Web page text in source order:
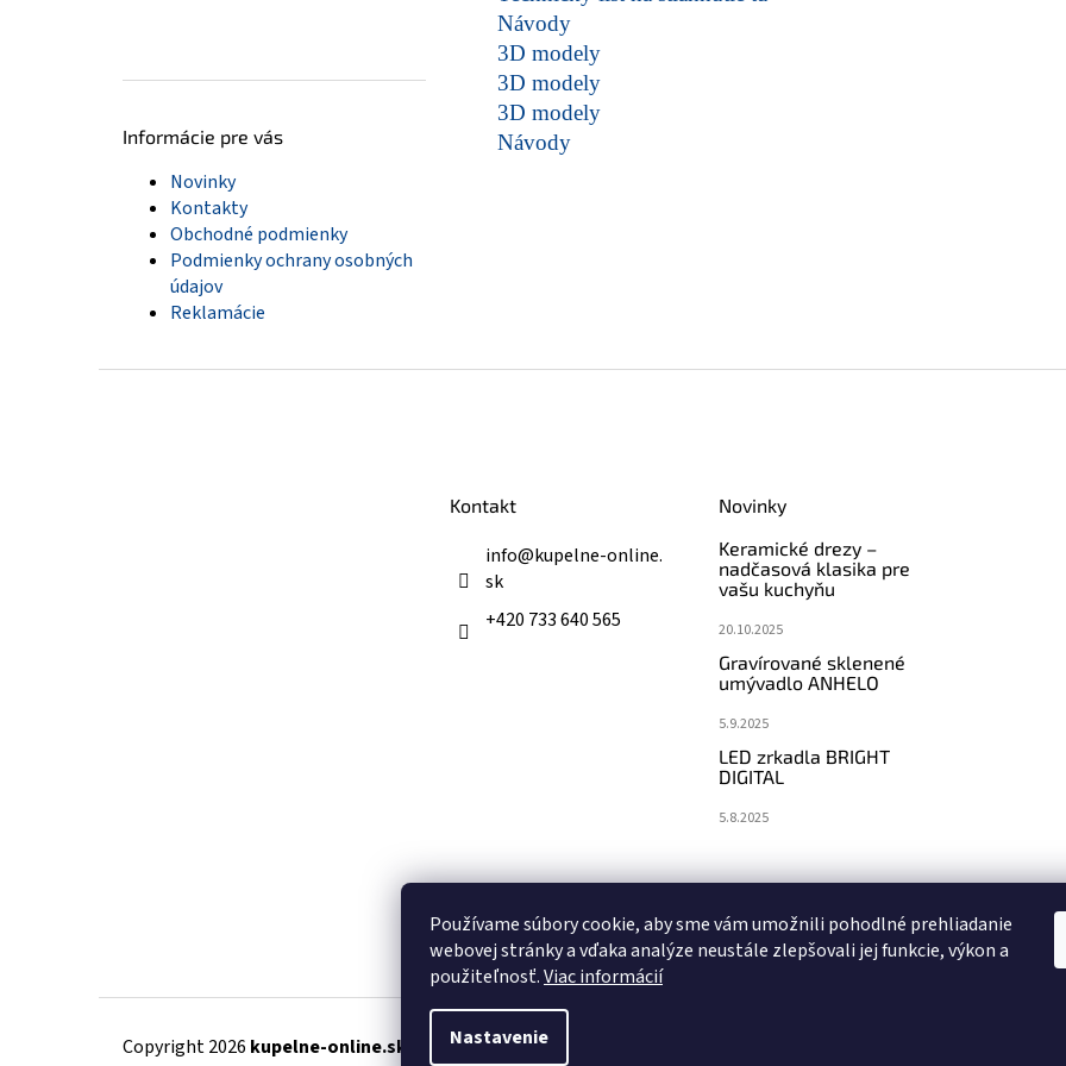
Používame súbory cookie, aby sme vám umožnili pohodlné prehliadanie
webovej stránky a vďaka analýze neustále zlepšovali jej funkcie, výkon a
použiteľnosť.Viac informácií
Nastavenie
Informácie pre vás
Novinky
Kontakty
Obchodné podmienky
Podmienky ochrany osobných
údajov
Reklamácie
Návody
3D modely
3D modely
3D modely
Návody
Kontakt
info@kupelne-online.
sk
+420 733 640 565
Novinky
Keramické drezy –
nadčasová klasika pre
vašu kuchyňu
20.10.2025
Gravírované sklenené
umývadlo ANHELO
5.9.2025
LED zrkadla BRIGHT
DIGITAL
5.8.2025
Copyright 2026 kupelne-online.sk . Všetky práva vyhradené.